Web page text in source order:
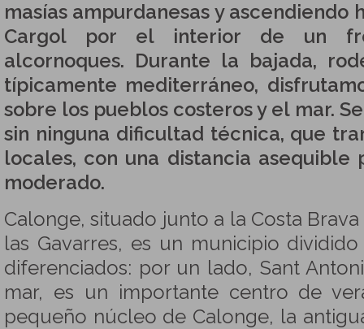
masías ampurdanesas y ascendiendo
Cargol por el interior de un
alcornoques. Durante la bajada,
típicamente mediterráneo,
sobre los pueblos costeros y el mar.
sin ninguna dificultad técnica, que
locales, con una distancia asequible
moderado.
Calonge, situado junto a la Costa
las Gavarres, es un municipio
diferenciados: por un lado, Sant
mar, es un importante centro de
pequeño núcleo de Calonge, la